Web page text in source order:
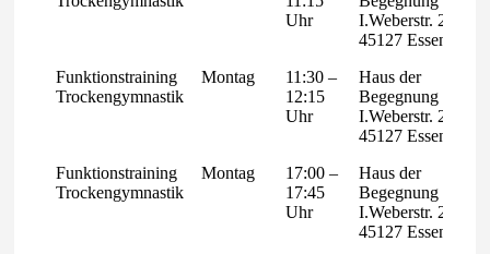
Uhr
I.Weberstr. 28,
45127 Essen
Funktionstraining
Trockengymnastik
Montag
11:30 –
12:15
Uhr
Haus der
Begegnung
I.Weberstr. 28,
45127 Essen
Funktionstraining
Trockengymnastik
Montag
17:00 –
17:45
Uhr
Haus der
Begegnung
I.Weberstr. 28,
45127 Essen